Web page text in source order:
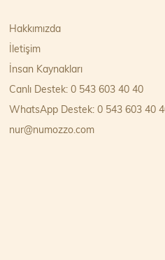
Hakkımızda
İletişim
İnsan Kaynakları
Canlı Destek: 0 543 603 40 40
WhatsApp Destek: 0 543 603 40
nur@numozzo.com